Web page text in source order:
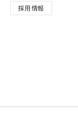
採用情報